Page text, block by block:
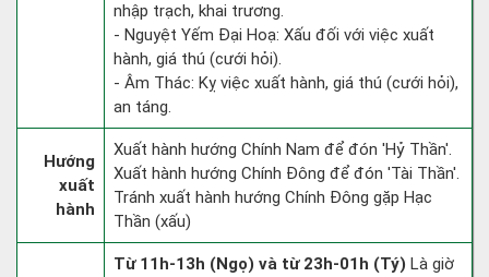
nhập trạch, khai trương.
- Nguyệt Yếm Đại Hoạ: Xấu đối với việc xuất
hành, giá thú (cưới hỏi).
- Âm Thác: Kỵ việc xuất hành, giá thú (cưới hỏi),
an táng.
Hướng
xuất
hành
Xuất hành hướng Chính Nam để đón 'Hỷ Thần'.
Xuất hành hướng Chính Đông để đón 'Tài Thần'.
Tránh xuất hành hướng Chính Đông gặp Hạc
Thần (xấu)
Từ 11h-13h (Ngọ) và từ 23h-01h (Tý) Là giờ